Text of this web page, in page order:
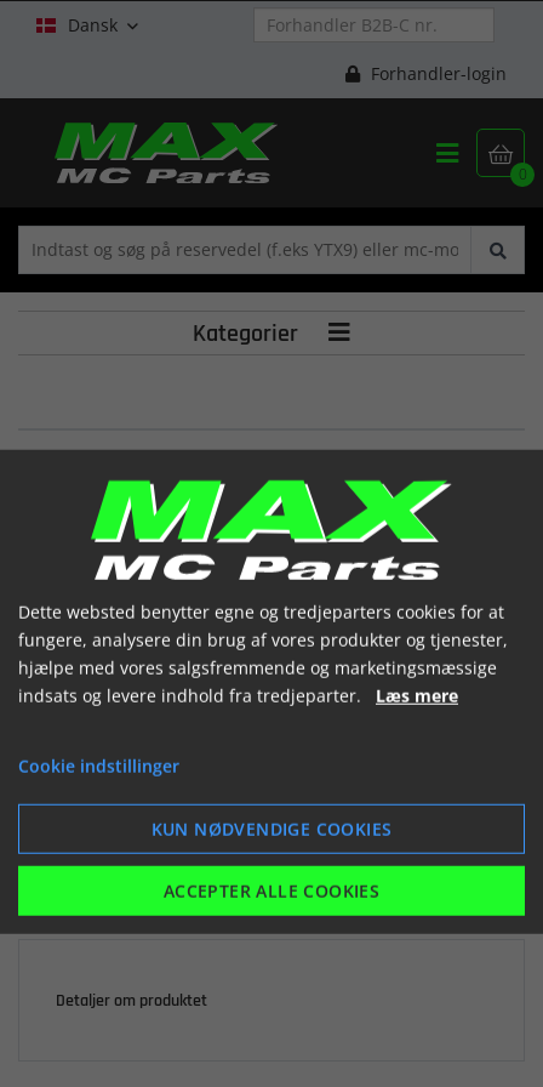
Dansk 
Forhandler-login

0

Kategorier 
SHIM, TAPPET
(12892HP8900332)


116,45 kr.
LÆG I KURV
Detaljer om produktet
Dette websted benytter egne og tredjeparters cookies for at
fungere, analysere din brug af vores produkter og tjenester,
hjælpe med vores salgsfremmende og marketingsmæssige
indsats og levere indhold fra tredjeparter. Læs mere
Cookie indstillinger
KUN NØDVENDIGE COOKIES
ACCEPTER ALLE COOKIES